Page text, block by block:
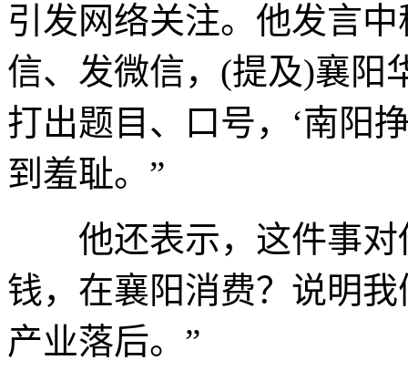
引发网络关注。他发言
信、发微信，(提及)襄阳
打出题目、口号，‘南阳
到羞耻。”
他还表示，这件事对
钱，在襄阳消费？说明
产业落后。”